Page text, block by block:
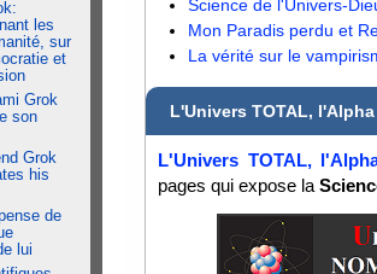
les
sur
et
Grok
son
Grok
his
de
lui
Science de l'Univers-
Mon Paradis perdu et
La vérité sur le
L'Univers TOTAL,
L'Univers TOTAL,
pages qui expose la